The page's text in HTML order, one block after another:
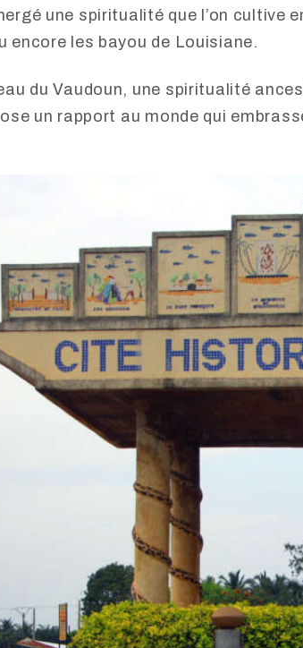
une spiritualité que l’on cultive
encore les bayou de Louisiane.
du Vaudoun, une spiritualité
un rapport au monde qui